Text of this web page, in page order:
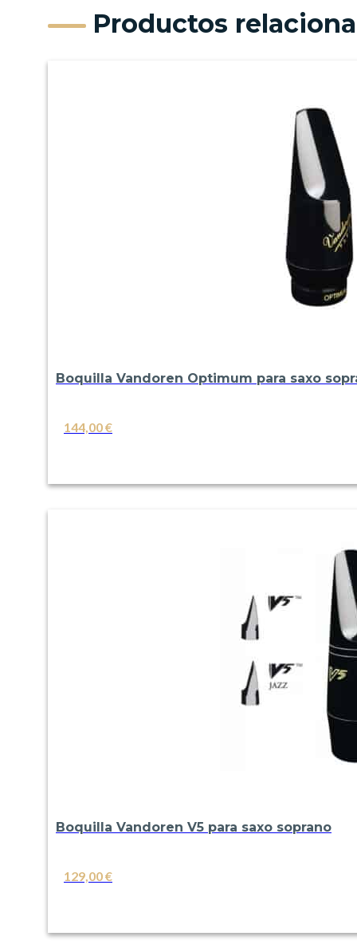
Productos
Boquilla Vandoren Optimum para saxo
144,00€
Boquilla Vandoren V5 para saxo soprano
129,00€